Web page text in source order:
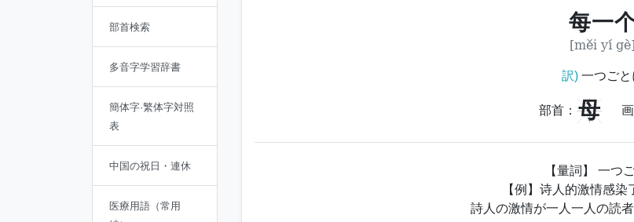
部首検索
多音字学習辞書
簡体字·繁体字対照
表
中国の祝日・連休
医療用語（常用
每一
[měi yí gè]
訳)一つごと
部首： 母
【量詞】 一つ
【例】诗人的激情感染
詩人の激情が一人一人の読